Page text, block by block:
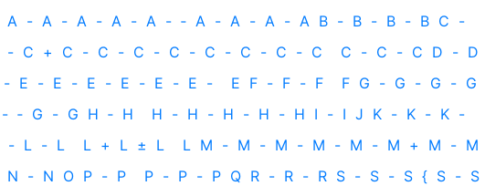
A - A - A - A - A - ‐ A - A - A - A B - B - B - B C -
- C + C - C - C - C - C - C - C - C C - C - C D - D
- E - E - E - E - E - E - E F - F - F F G - G - G - G
- ‐ G - G H ‐ H H - H - H - H - H I - I J K - K - K -
- L - L L + L ± L L M - M - M - M - M - M + M - M
N - N O P - P P - P - P Q R - R - R S - S - S { S - S